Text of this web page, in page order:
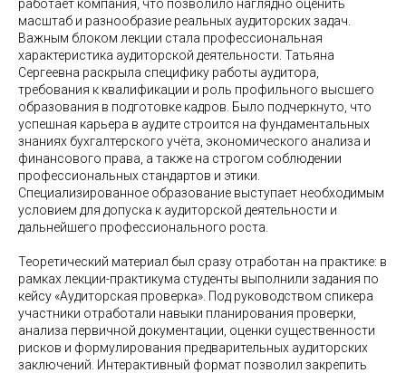
работает компания, что позволило наглядно оценить
масштаб и разнообразие реальных аудиторских задач.
Важным блоком лекции стала профессиональная
характеристика аудиторской деятельности. Татьяна
Сергеевна раскрыла специфику работы аудитора,
требования к квалификации и роль профильного высшего
образования в подготовке кадров. Было подчеркнуто, что
успешная карьера в аудите строится на фундаментальных
знаниях бухгалтерского учёта, экономического анализа и
финансового права, а также на строгом соблюдении
профессиональных стандартов и этики.
Специализированное образование выступает необходимым
условием для допуска к аудиторской деятельности и
дальнейшего профессионального роста.
Теоретический материал был сразу отработан на практике: в
рамках лекции-практикума студенты выполнили задания по
кейсу «Аудиторская проверка». Под руководством спикера
участники отработали навыки планирования проверки,
анализа первичной документации, оценки существенности
рисков и формулирования предварительных аудиторских
заключений. Интерактивный формат позволил закрепить